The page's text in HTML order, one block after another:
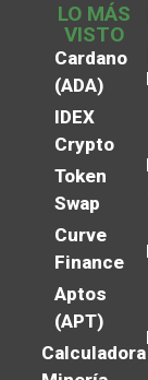
LO MÁS
VISTO
Cardano
(ADA)
IDEX
Crypto
Token
Swap
Curve
Finance
Aptos
(APT)
Calculadora